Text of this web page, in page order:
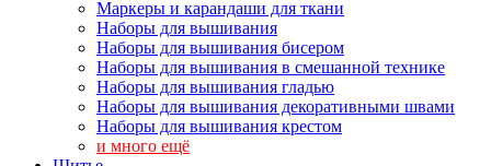
Маркеры и карандаши для ткани
Наборы для вышивания
Наборы для вышивания бисером
Наборы для вышивания в смешанной технике
Наборы для вышивания гладью
Наборы для вышивания декоративными швами
Наборы для вышивания крестом
и много ещё